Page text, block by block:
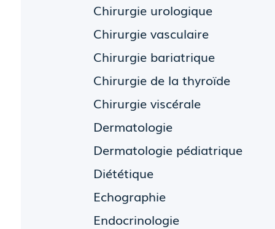
Chirurgie urologique
Chirurgie vasculaire
Chirurgie bariatrique
Chirurgie de la thyroïde
Chirurgie viscérale
Dermatologie
Dermatologie pédiatrique
Diététique
Echographie
Endocrinologie